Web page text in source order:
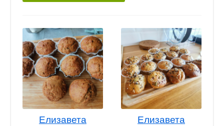
Елизавета Елизавета